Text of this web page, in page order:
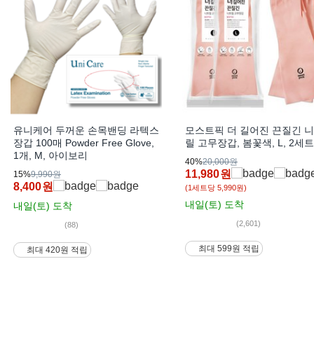
유니케어 두꺼운 손목밴딩 라텍스
장갑 100매 Powder Free Glove,
1개, M, 아이보리
15%9,990원
8,400원
내일(토) 도착
(88)
최대 420원 적립
모스트픽 더 길어진 끈질긴
릴 고무장갑, 봄꽃색, L, 2세트
40%20,000원
11,980원
(1세트당 5,990원)
내일(토) 도착
(2,601)
최대 599원 적립